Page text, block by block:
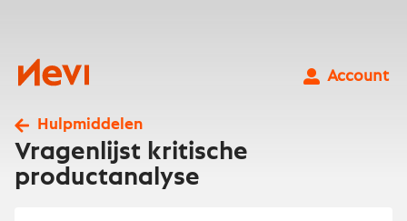
Nevi
Account
Hulpmiddelen
Vragenlijst kritische
productanalyse